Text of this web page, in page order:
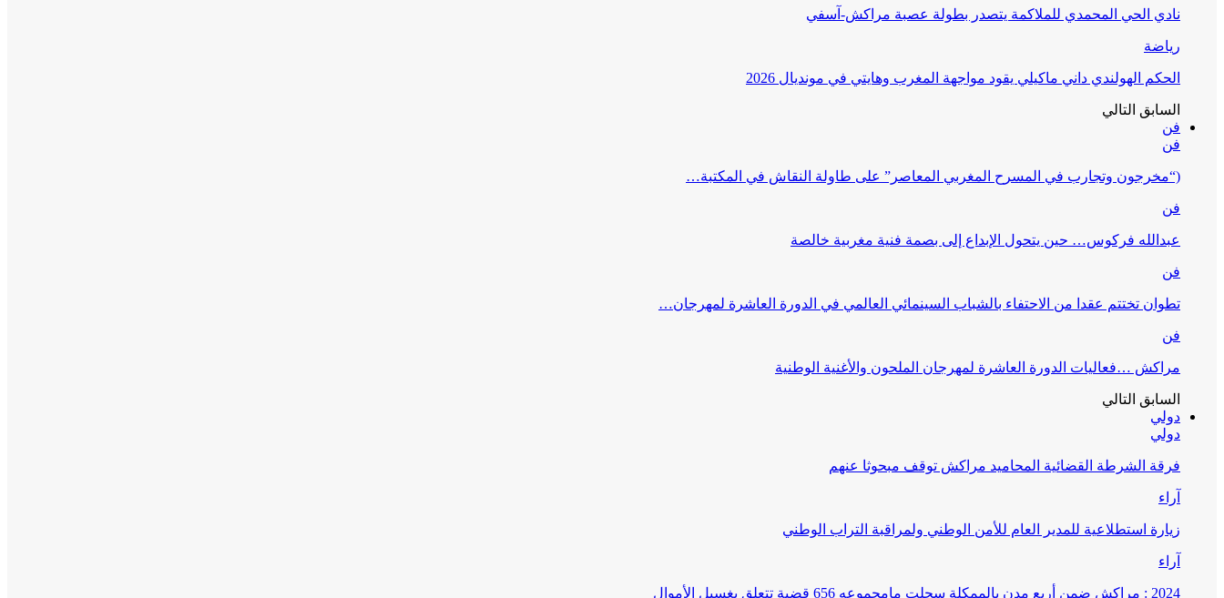
نادي الحي المحمدي للملاكمة يتصدر بطولة عصبة مراكش-آسفي
رياضة
الحكم الهولندي داني ماكيلي يقود مواجهة المغرب وهايتي في مونديال 2026
السابق التالي
فن
فن
(“مخرجون وتجارب في المسرح المغربي المعاصر” على طاولة النقاش في المكتبة…
فن
عبدالله فركوس… حين يتحول الإبداع إلى بصمة فنية مغربية خالصة
فن
تطوان تختتم عقدا من الاحتفاء بالشباب السينمائي العالمي في الدورة العاشرة لمهرجان…
فن
مراكش …فعاليات الدورة العاشرة لمهرجان الملحون والأغنية الوطنية
السابق التالي
دولي
دولي
فرقة الشرطة القضائية المحاميد مراكش توقف مبحوثا عنهم
آراء
زيارة استطلاعية للمدير العام للأمن الوطني ولمراقبة التراب الوطني
آراء
2024 : مراكش ضمن أربع مدن بالممكلة سجلت مامجموعه 656 قضية تتعلق بغسيل الأموال